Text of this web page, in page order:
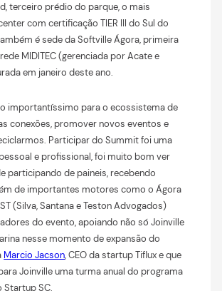
terceiro prédio do parque, o mais
com certificação TIER III do Sul do
é sede da Softville Ágora, primeira
MIDITEC (gerenciada por Acate e
em janeiro deste ano.
importantíssimo para o ecossistema de
conexões, promover novos eventos e
Participar do Summit foi uma
e profissional, foi muito bom ver
participando de paineis, recebendo
de importantes motores como o Ágora
(Silva, Santana e Teston Advogados)
do evento, apoiando não só Joinville
nesse momento de expansão do
Marcio Jacson, CEO da startup Tiflux e que
Joinville uma turma anual do programa
Startup SC.